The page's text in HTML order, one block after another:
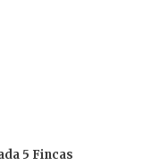
5 Fincas